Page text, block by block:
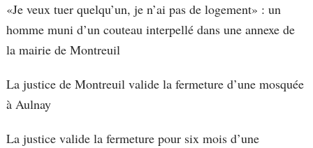
«Je veux tuer quelqu’un, je n’ai pas de logement» : un
homme muni d’un couteau interpellé dans une annexe de
la mairie de Montreuil
La justice de Montreuil valide la fermeture d’une mosquée
à Aulnay
La justice valide la fermeture pour six mois d’une